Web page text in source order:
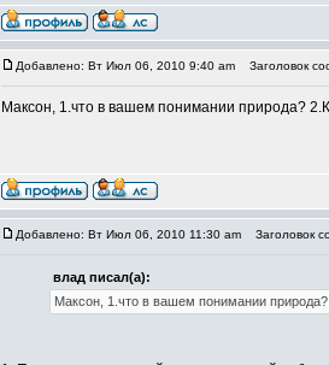
Добавлено: Вт Июл 06, 2010 9:40 am Заголовок
Максон, 1.что в вашем понимании природа?
Добавлено: Вт Июл 06, 2010 11:30 am Заголовок
влад писал(а):
Максон, 1.что в вашем понимании